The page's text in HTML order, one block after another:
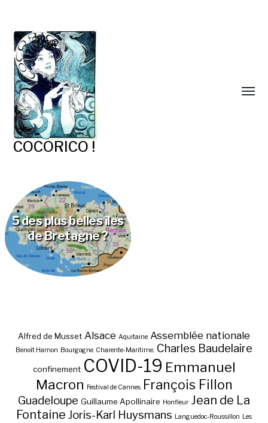
COCORICO !
5 des plus belles îles
de Bretagne ?
Alfred de Musset Alsace Aquitaine Assemblée nationale
Benoît Hamon Bourgogne Charente-Maritime. Charles Baudelaire
confinement COVID-19 Emmanuel
Macron Festival de Cannes François Fillon
Guadeloupe Guillaume Apollinaire Honfleur Jean de La
Fontaine Joris-Karl Huysmans Languedoc-Roussillon Les